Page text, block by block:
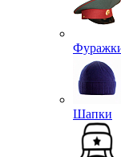
Шапки